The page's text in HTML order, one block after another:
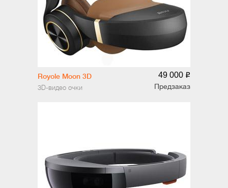
Royole Moon 3D
3D-видео очки
49 000 o
Предзаказ